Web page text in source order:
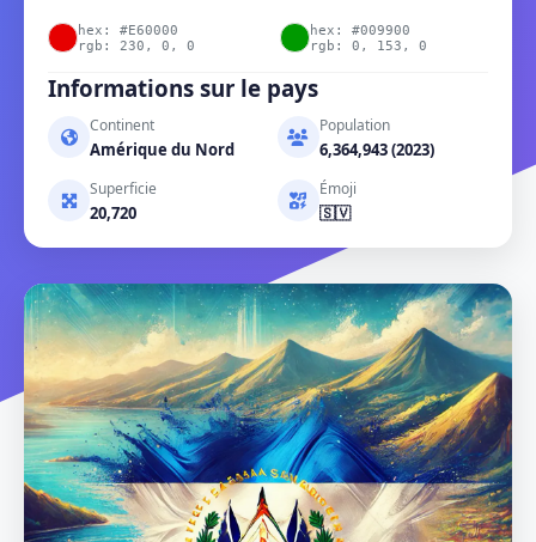
hex: #E60000
rgb: 230, 0, 0
hex: #009900
rgb: 0, 153, 0
Informations sur le pays
Continent
Amérique du Nord
Population
6,364,943 (2023)
Superficie
20,720
Émoji
🇸🇻